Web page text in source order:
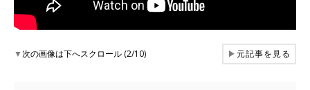
▼次の画像は下へスクロール (2/10) ▶元記事を見る